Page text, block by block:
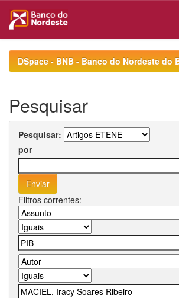
navigationDSpace - BNB - Banco do Nordeste do
Pesquisar
Pesquisar:
por
Filtros correntes: